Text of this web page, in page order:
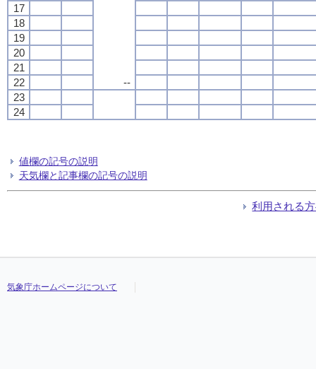
--
17
18
19
20
21
22
23
24
値欄の記号の説明
天気欄と記事欄の記号の説明
利用される
気象庁ホームページについて